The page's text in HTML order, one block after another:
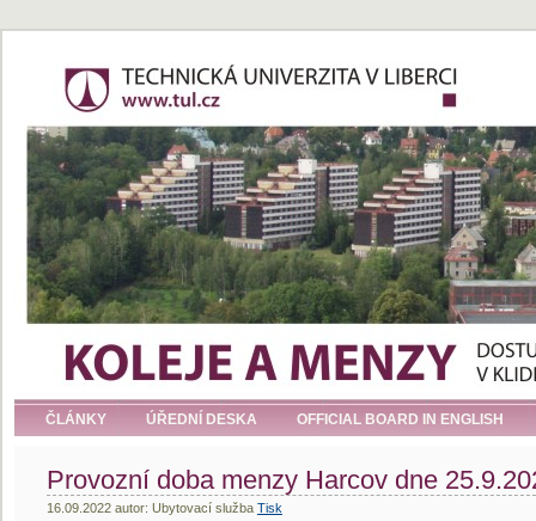
ČLÁNKY ÚŘEDNÍ DESKA OFFICIAL BOARD IN ENGLISH
Provozní doba menzy Harcov dne
16.09.2022 autor: Ubytovací služba Tisk